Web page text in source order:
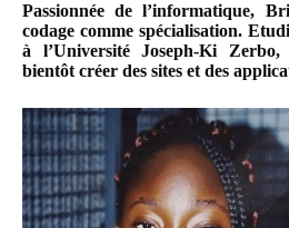
Passionnée de l’informatique,
codage comme spécialisation.
à l’Université Joseph-Ki Zerbo,
bientôt créer des sites et des